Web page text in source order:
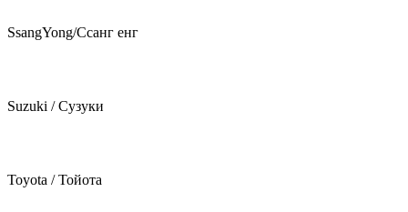
SsangYong/Ссанг енг
Suzuki / Сузуки
Toyota / Тойота